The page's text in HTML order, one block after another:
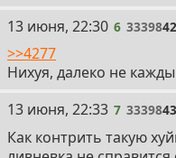
6
13 июня, 22:30 6 33398
>>4277
Нихуя, далеко не
7
13 июня, 22:33 7 33398
Как контрить такую